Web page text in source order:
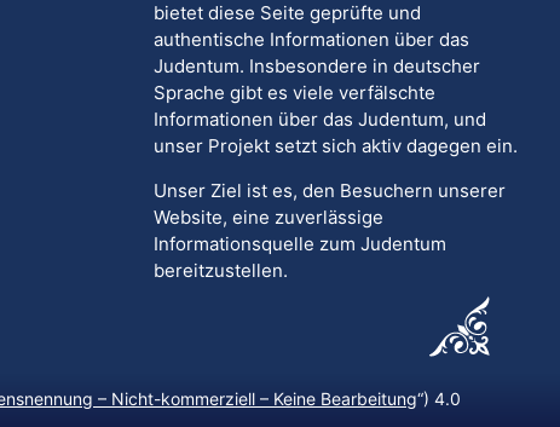
bietet diese Seite geprüfte und
authentische Informationen über das
Judentum. Insbesondere in deutscher
Sprache gibt es viele verfälschte
Informationen über das Judentum, und
unser Projekt setzt sich aktiv dagegen ein.
Unser Ziel ist es, den Besuchern unserer
Website, eine zuverlässige
Informationsquelle zum Judentum
bereitzustellen.
– Nicht-kommerziell – Keine Bearbeitung“) 4.0